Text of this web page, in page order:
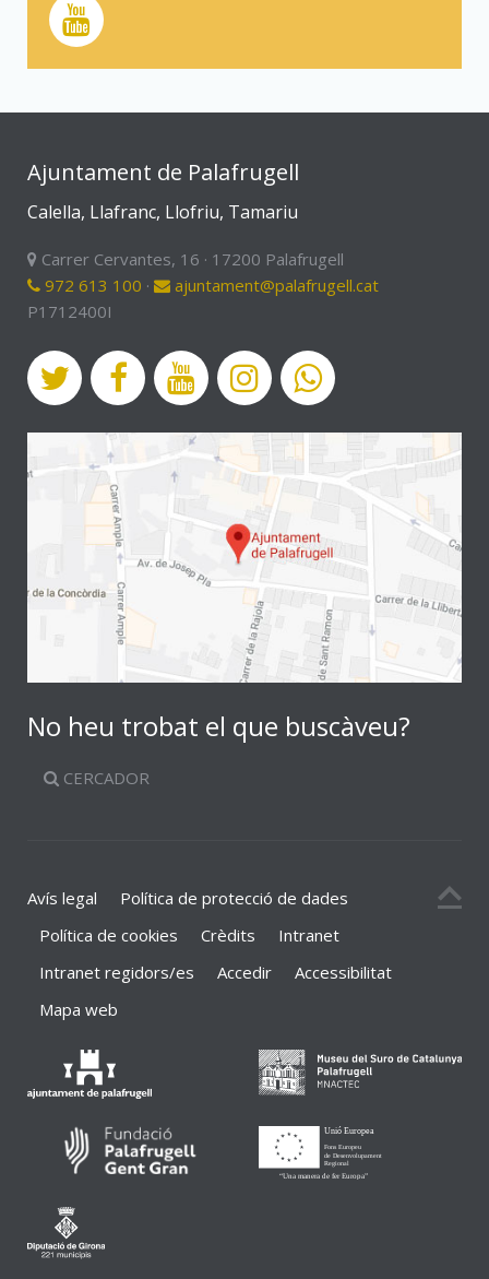
Ajuntament de Palafrugell
Calella, Llafranc, Llofriu, Tamariu
Carrer Cervantes, 16 · 17200 Palafrugell
972 613 100 ·
ajuntament@palafrugell.cat
P1712400I
No heu trobat el que buscàveu?
CERCADOR
Avís legal
Política de protecció de dades
Política de cookies
Crèdits
Intranet
Intranet regidors/es
Accedir
Accessibilitat
Mapa web